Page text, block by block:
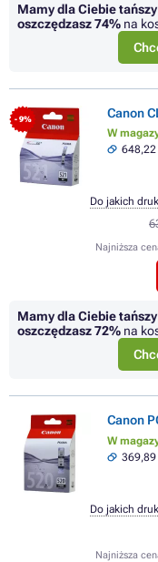
Mamy dla Ciebie tańszy
oszczędzasz74% na
- 9% Canon
W
648,22
Najniższa
Do jakich
Mamy dla Ciebie tańszy
oszczędzasz72% na
Canon
W
369,89
Najniższa
Do jakich